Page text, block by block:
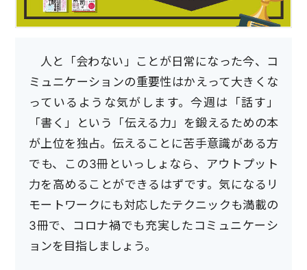
人と「会わない」ことが日常になった今、コ
ミュニケーションの重要性はかえって大きくな
っているような気がします。今週は「話す」
「書く」という「伝える力」を鍛えるための本
が上位を独占。伝えることに苦手意識がある方
でも、この3冊といっしょなら、アウトプット
力を高めることができるはずです。気になるリ
モートワークにも対応したテクニックも満載の
3冊で、コロナ禍でも充実したコミュニケーシ
ョンを目指しましょう。